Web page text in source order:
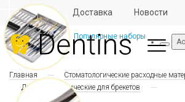
Отзывы Доставка Новости
Популярные наборы
Главная
Стоматологические расходные
Дуги ортодонтические для брекетов